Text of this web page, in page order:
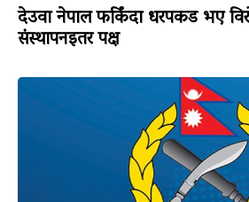
देउवा नेपाल फर्किंदा धरपकड भए
संस्थापनइतर पक्ष